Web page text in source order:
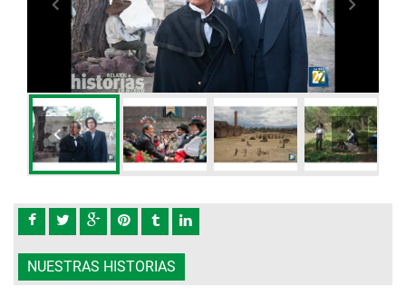
NUESTRAS HISTORIAS